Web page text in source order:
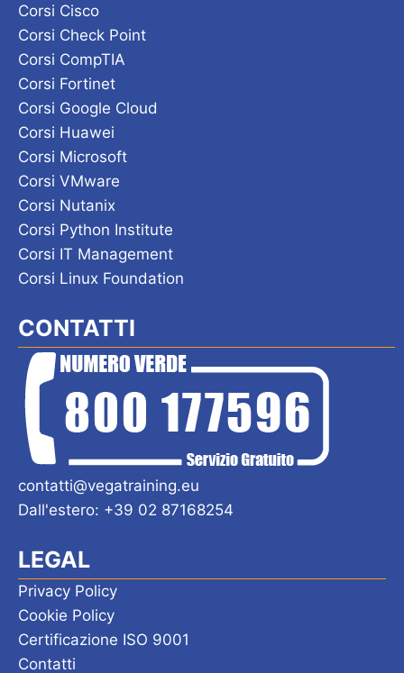
Corsi Cisco
Corsi Check Point
Corsi CompTIA
Corsi Fortinet
Corsi Google Cloud
Corsi Huawei
Corsi Microsoft
Corsi VMware
Corsi Nutanix
Corsi Python Institute
Corsi IT Management
Corsi Linux Foundation
CONTATTI
contatti@vegatraining.eu
Dall'estero: +39 02 87168254
LEGAL
Privacy Policy
Cookie Policy
Certificazione ISO 9001
Contatti